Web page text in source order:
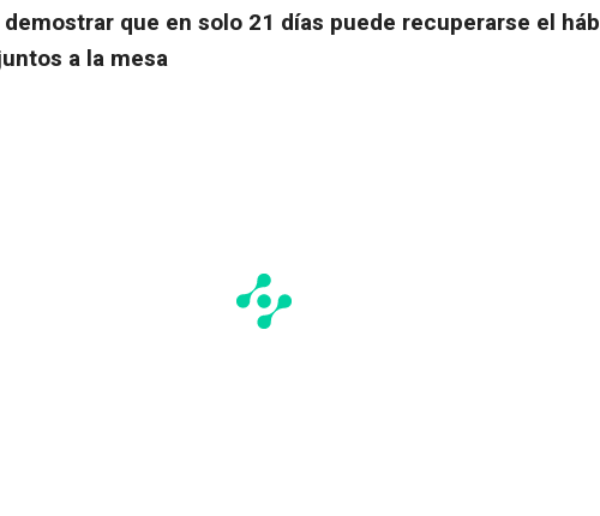
que en solo 21 días puede recuperarse el
a la mesa